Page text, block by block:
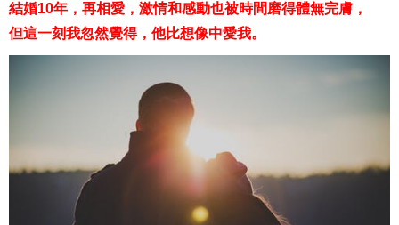
結婚10年，再相愛，激情和感動也被時間磨得體無完膚，
但這一刻我忽然覺得，他比想像中愛我。